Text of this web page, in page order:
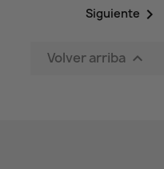
Siguiente 
Volver arriba 